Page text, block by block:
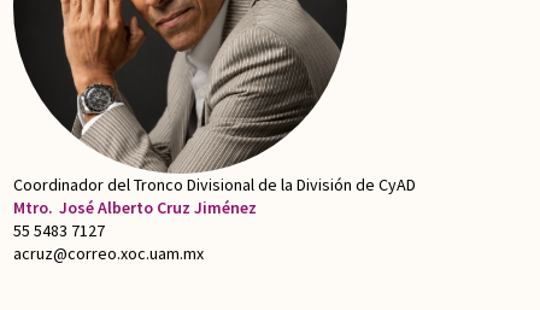
Coordinador del Tronco Divisional de la División de CyAD
Mtro. José Alberto Cruz Jiménez
55 5483 7127
acruz@correo.xoc.uam.mx